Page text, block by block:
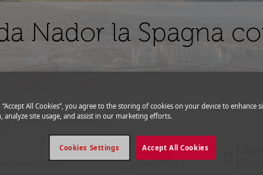
Nador la Spagna
Codice promozionale expand_more
Partenza
fc-booking-departure-date-aria-
13/08/2026
fc-
“Accept All Cookies”, you agree to the storing of cookies on your device to enhance
analyze site usage, and assist in our marketing efforts.
Accept All Cookies
Cookies Settings